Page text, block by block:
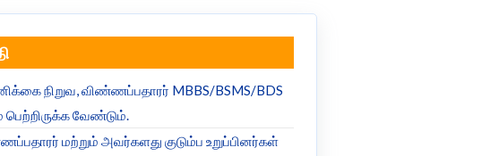
நிறுவ, விண்ணப்பதாரர் MBBS/BSMS/BDS
பெற்றிருக்க வேண்டும்.
மற்றும் அவர்களது குடும்ப உறுப்பினர்கள்